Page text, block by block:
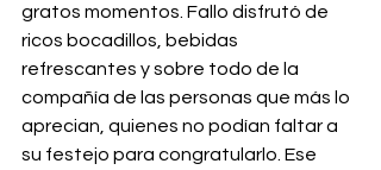
gratos momentos. Fallo disfrutó de
ricos bocadillos, bebidas
refrescantes y sobre todo de la
compañía de las personas que más lo
aprecian, quienes no podían faltar a
su festejo para congratularlo. Ese